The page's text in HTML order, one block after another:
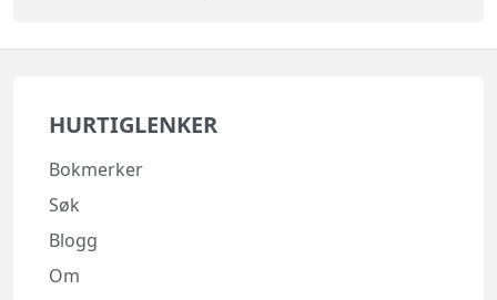
HURTIGLENKER
Bokmerker
Søk
Blogg
Om